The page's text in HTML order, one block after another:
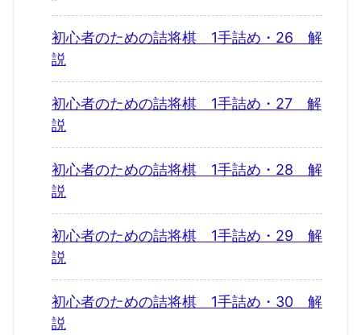
初心者のための詰将棋 1手詰め・26 解
説
初心者のための詰将棋 1手詰め・27 解
説
初心者のための詰将棋 1手詰め・28 解
説
初心者のための詰将棋 1手詰め・29 解
説
初心者のための詰将棋 1手詰め・30 解
説